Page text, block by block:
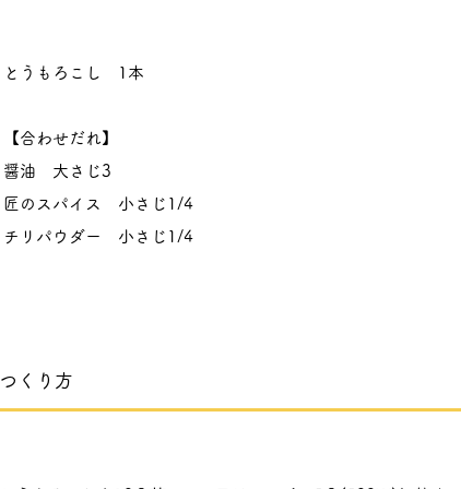
とうもろこし 1本
【合わせだれ】
醤油 大さじ3
匠のスパイス 小さじ1/4
チリパウダー 小さじ1/4
つくり方